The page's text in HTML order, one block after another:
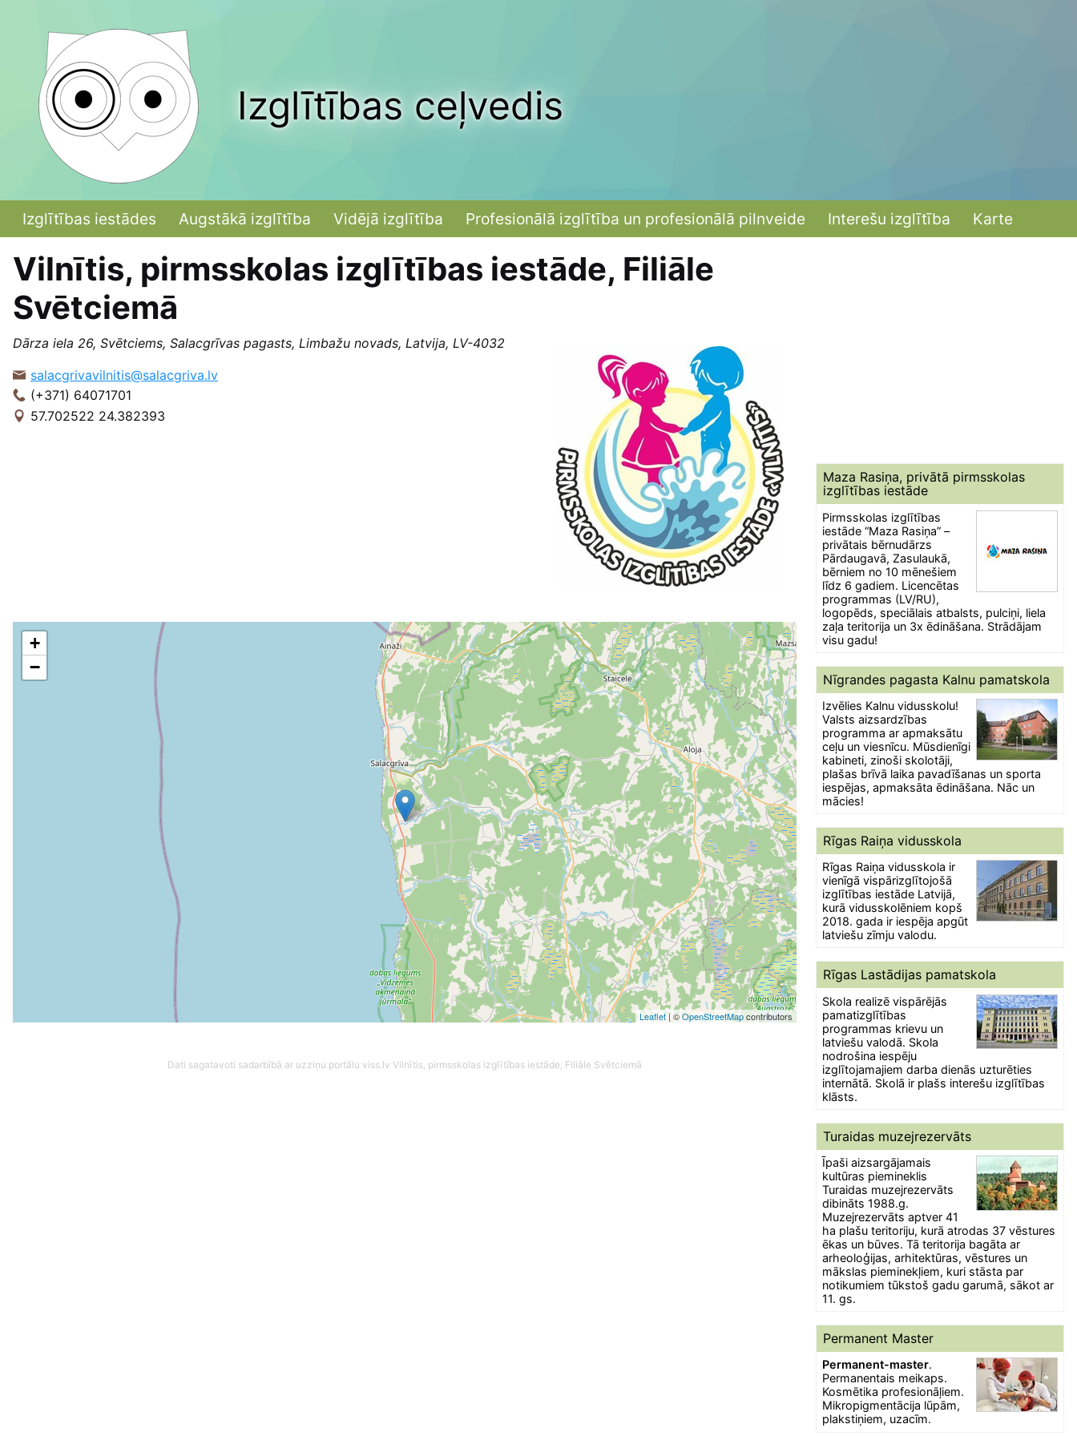
Izglītības ceļvedis
Izglītības iestādes Augstākā izglītība Vidējā izglītība Profesionālā izglītība un profesionālā pilnveide Interešu izglītība Karte
Vilnītis, pirmsskolas izglītības iestāde, Filiāle
Svētciemā
Dārza iela 26, Svētciems, Salacgrīvas pagasts, Limbažu novads, Latvija, LV-4032
salacgrivavilnitis@salacgriva.lv
(+371) 64071701
57.702522 24.382393
+
−
Leaflet | ©OpenStreetMapcontributors
Dati sagatavoti sadarbībā ar uzziņu portālu viss.lv Vilnītis, pirmsskolas izglītības iestāde, Filiāle Svētciemā
Maza Rasiņa, privātā pirmsskolas
izglītības iestāde
Pirmsskolas izglītības
iestāde “Maza Rasiņa” –
privātais bērnudārzs
Pārdaugavā, Zasulaukā,
bērniem no 10 mēnešiem
līdz 6 gadiem. Licencētas
programmas (LV/RU),
logopēds, speciālais atbalsts, pulciņi, liela
zaļa teritorija un 3x ēdināšana. Strādājam
visu gadu!
Nīgrandes pagasta Kalnu pamatskola
Izvēlies Kalnu vidusskolu!
Valsts aizsardzības
programma ar apmaksātu
ceļu un viesnīcu. Mūsdienīgi
kabineti, zinoši skolotāji,
plašas brīvā laika pavadīšanas un sporta
iespējas, apmaksāta ēdināšana. Nāc un
mācies!
Rīgas Raiņa vidusskola
Rīgas Raiņa vidusskola ir
vienīgā vispārizglītojošā
izglītības iestāde Latvijā,
kurā vidusskolēniem kopš
2018. gada ir iespēja apgūt
latviešu zīmju valodu.
Rīgas Lastādijas pamatskola
Skola realizē vispārējās
pamatizglītības
programmas krievu un
latviešu valodā. Skola
nodrošina iespēju
izglītojamajiem darba dienās uzturēties
internātā. Skolā ir plašs interešu izglītības
klāsts.
Turaidas muzejrezervāts
Īpaši aizsargājamais
kultūras piemineklis
Turaidas muzejrezervāts
dibināts 1988.g.
Muzejrezervāts aptver 41
ha plašu teritoriju, kurā atrodas 37 vēstures
ēkas un būves. Tā teritorija bagāta ar
arheoloģijas, arhitektūras, vēstures un
mākslas pieminekļiem, kuri stāsta par
notikumiem tūkstoš gadu garumā, sākot ar
11. gs.
Permanent Master
Permanent-master.
Permanentais meikaps.
Kosmētika profesionāļiem.
Mikropigmentācija lūpām,
plakstiņiem, uzacīm.